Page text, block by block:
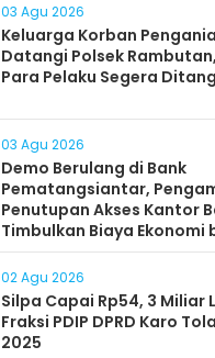
03 Agu 2026
Keluarga Korban
Datangi Polsek
Para Pelaku Segera
03 Agu 2026
Demo Berulang di Bank
Pematangsiantar,
Penutupan Akses Kantor
Timbulkan Biaya Ekonomi
Masyarakat
02 Agu 2026
Silpa Capai Rp54, 3 Miliar
Fraksi PDIP DPRD Karo
2025